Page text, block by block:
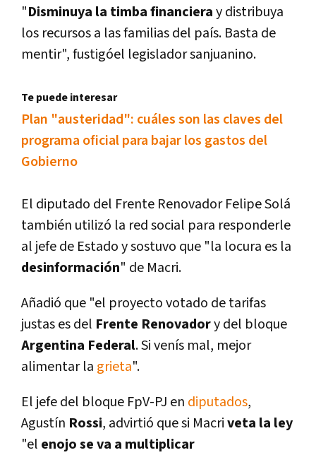
"Disminuya la timba financieray distribuya
los recursos a las familias del paí­s. Basta de
mentir", fustigóel legislador sanjuanino.
Te puede interesar
Plan "austeridad": cuáles son las claves del
programa oficial para bajar los gastos del
Gobierno
El diputado del Frente Renovador Felipe Solá
también utilizó la red social para responderle
al jefe de Estado y sostuvo que "la locura es la
desinformación" de Macri.
Añadió que "el proyecto votado de tarifas
justas es del Frente Renovadory del bloque
Argentina Federal. Si vení­s mal, mejor
alimentar la grieta".
El jefe del bloque FpV-PJ en diputados,
Agustí­n Rossi, advirtió que si Macriveta la ley
"el enojo se va a multiplicar